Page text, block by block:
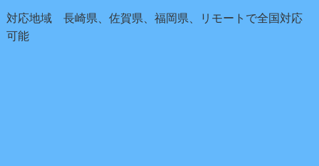
対応地域 長崎県、佐賀県、福岡県、リモートで全国対応
可能